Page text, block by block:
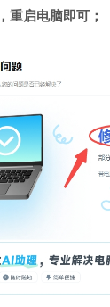
重启电脑即可；